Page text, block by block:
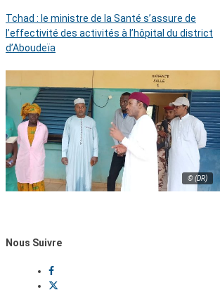
Tchad : le ministre de la Santé s’assure de
l’effectivité des activités à l’hôpital du district
d’Aboudeïa
© (DR)
Nous Suivre